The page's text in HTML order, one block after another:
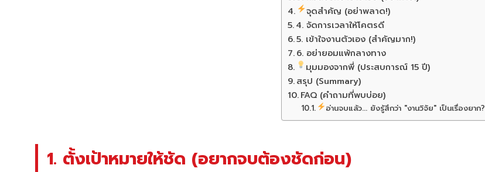
จุดสำคัญ (อย่าพลาด!)
4. จัดการเวลาให้โคตรดี
5. เข้าใจงานตัวเอง (สำคัญมาก!)
6. อย่ายอมแพ้กลางทาง
มุมมองจากพี่ (ประสบการณ์ 15 ปี)
สรุป (Summary)
FAQ (คำถามที่พบบ่อย)
อ่านจบแล้ว... ยังรู้สึกว่า "งานวิจัย" เป็นเรื่องยาก?
1. ตั้งเป้าหมายให้ชัด (อยากจบต้องชัดก่อน)